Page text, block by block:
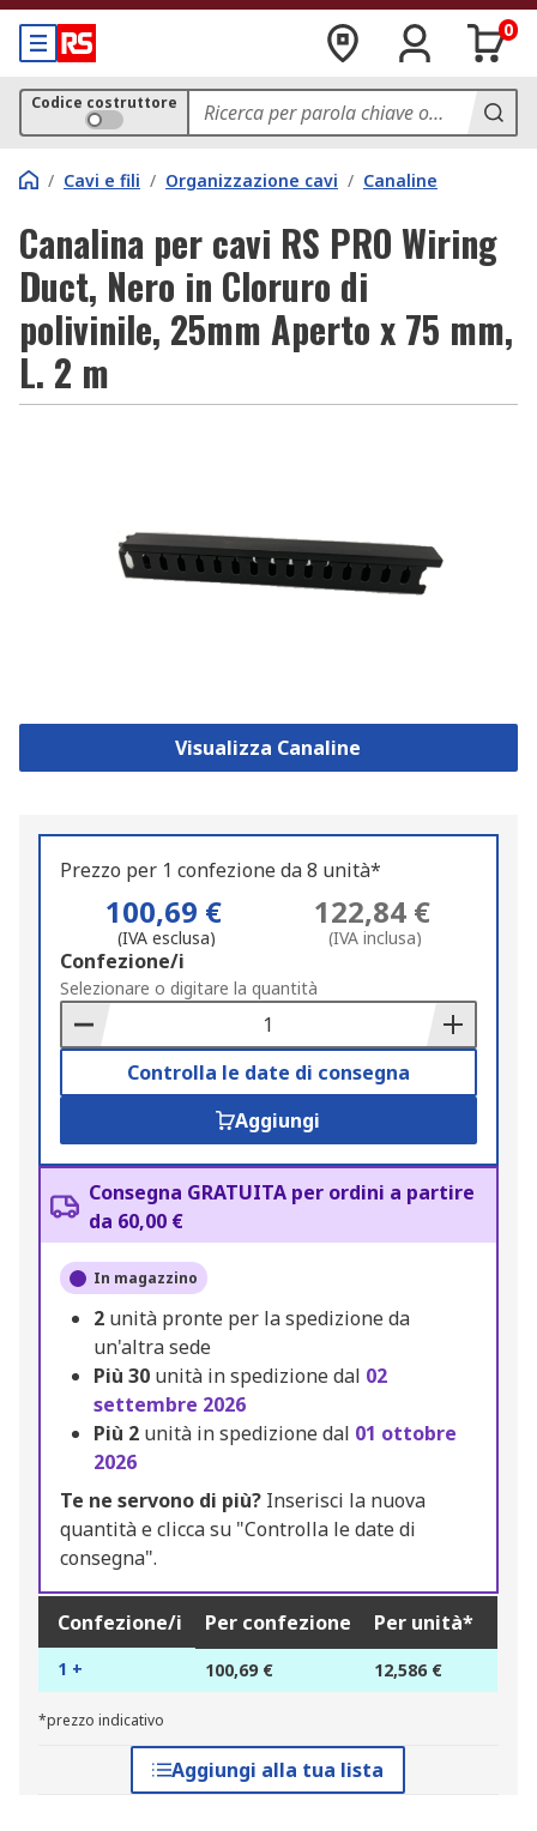
0
Codice costruttore
/ Cavi e fili / Organizzazione cavi / Canaline
Canalina per cavi RS PRO Wiring
Duct, Nero in Cloruro di
polivinile, 25mm Aperto x 75 mm,
L. 2 m
Visualizza Canaline
Prezzo per 1 confezione da 8 unità*
100,69 €
(IVA esclusa)
122,84 €
(IVA inclusa)
Add
to
Basket
Confezione/i
Selezionare o digitare la quantità
Controlla le date di consegna
Aggiungi
Consegna GRATUITA per ordini a partire
da 60,00 €
In magazzino
2 unità pronte per la spedizione da
un'altra sede
Più 30 unità in spedizione dal 02
settembre 2026
Più 2 unità in spedizione dal 01 ottobre
2026
Te ne servono di più? Inserisci la nuova
quantità e clicca su "Controlla le date di
consegna".
Confezione/i Per confezione Per unità*
1 + 100,69 € 12,586 €
*prezzo indicativo
Aggiungi alla tua lista